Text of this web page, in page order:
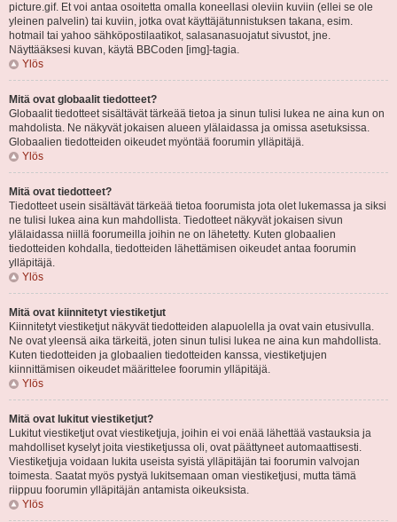
picture.gif. Et voi antaa osoitetta omalla koneellasi oleviin kuviin (ellei se ole
yleinen palvelin) tai kuviin, jotka ovat käyttäjätunnistuksen takana, esim.
hotmail tai yahoo sähköpostilaatikot, salasanasuojatut sivustot, jne.
Näyttääksesi kuvan, käytä BBCoden [img]-tagia.
Ylös
Mitä ovat globaalit tiedotteet?
Globaalit tiedotteet sisältävät tärkeää tietoa ja sinun tulisi lukea ne aina kun on
mahdolista. Ne näkyvät jokaisen alueen ylälaidassa ja omissa asetuksissa.
Globaalien tiedotteiden oikeudet myöntää foorumin ylläpitäjä.
Ylös
Mitä ovat tiedotteet?
Tiedotteet usein sisältävät tärkeää tietoa foorumista jota olet lukemassa ja siksi
ne tulisi lukea aina kun mahdollista. Tiedotteet näkyvät jokaisen sivun
ylälaidassa niillä foorumeilla joihin ne on lähetetty. Kuten globaalien
tiedotteiden kohdalla, tiedotteiden lähettämisen oikeudet antaa foorumin
ylläpitäjä.
Ylös
Mitä ovat kiinnitetyt viestiketjut
Kiinnitetyt viestiketjut näkyvät tiedotteiden alapuolella ja ovat vain etusivulla.
Ne ovat yleensä aika tärkeitä, joten sinun tulisi lukea ne aina kun mahdollista.
Kuten tiedotteiden ja globaalien tiedotteiden kanssa, viestiketjujen
kiinnittämisen oikeudet määrittelee foorumin ylläpitäjä.
Ylös
Mitä ovat lukitut viestiketjut?
Lukitut viestiketjut ovat viestiketjuja, joihin ei voi enää lähettää vastauksia ja
mahdolliset kyselyt joita viestiketjussa oli, ovat päättyneet automaattisesti.
Viestiketjuja voidaan lukita useista syistä ylläpitäjän tai foorumin valvojan
toimesta. Saatat myös pystyä lukitsemaan oman viestiketjusi, mutta tämä
riippuu foorumin ylläpitäjän antamista oikeuksista.
Ylös